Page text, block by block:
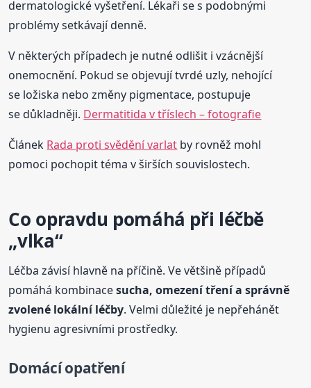
dermatologické vyšetření. Lékaři se s podobnými
problémy setkávají denně.
V některých případech je nutné odlišit i vzácnější
onemocnění. Pokud se objevují tvrdé uzly, nehojící
se ložiska nebo změny pigmentace, postupuje
se důkladněji. Dermatitida v tříslech – fotografie
Článek Rada proti svědění varlat by rovněž mohl
pomoci pochopit téma v širších souvislostech.
Co opravdu pomáhá při léčbě
„vlka“
Léčba závisí hlavně na příčině. Ve většině případů
pomáhá kombinacesucha, omezení tření a správně
zvolené lokální léčby. Velmi důležité je nepřehánět
hygienu agresivními prostředky.
Domácí opatření